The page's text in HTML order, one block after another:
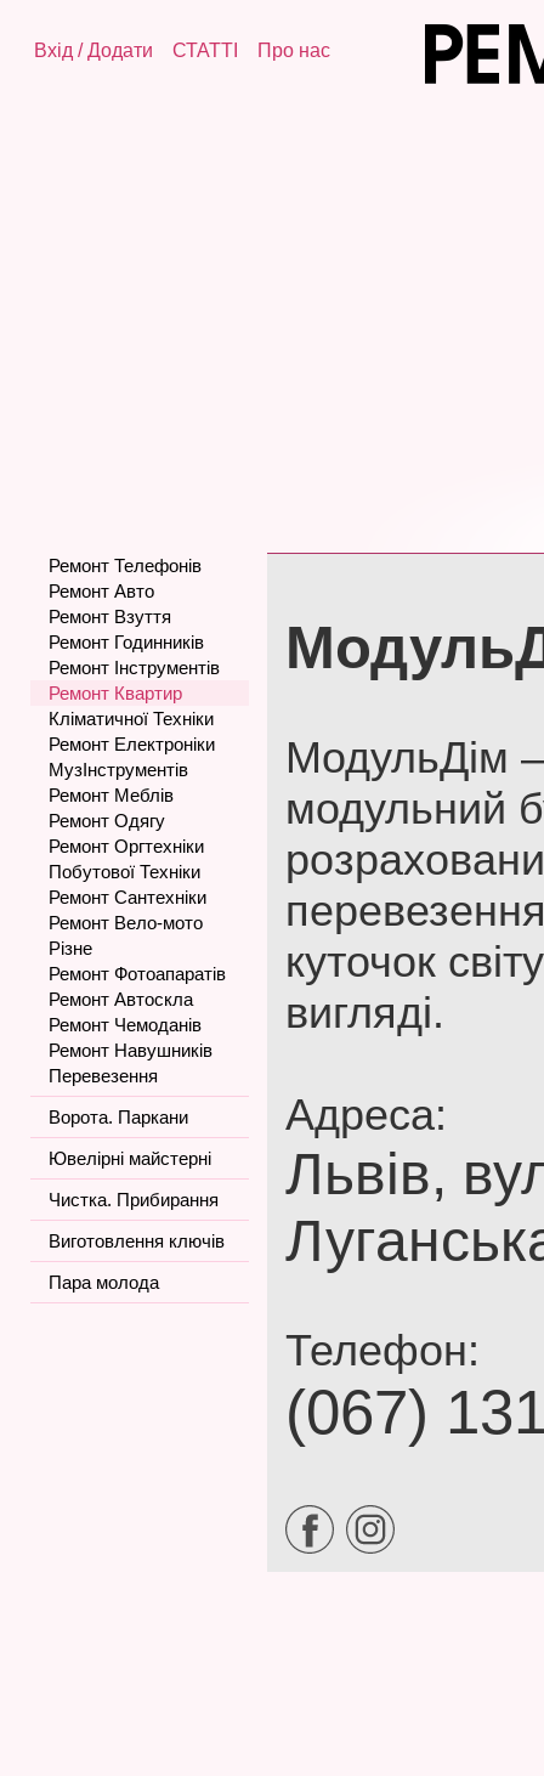
Вхід /Додати СТАТТІ Про нас
Ремонт Телефонів
Ремонт Авто
Ремонт Взуття
Ремонт Годинників
Ремонт Інструментів
Ремонт Квартир
Кліматичної Техніки
Ремонт Електроніки
МузІнструментів
Ремонт Меблів
Ремонт Одягу
Ремонт Оргтехніки
Побутової Техніки
Ремонт Сантехніки
Ремонт Вело-мото
Різне
Ремонт Фотоапаратів
Ремонт Автоскла
Ремонт Чемоданів
Ремонт Навушників
Перевезення
Ворота. Паркани
Ювелірні майстерні
Чистка. Прибирання
Виготовлення ключів
Пара молода
МодульДім
модульний
куточок
вигляді.
Адреса:
Львів,
Телефон:
(067)